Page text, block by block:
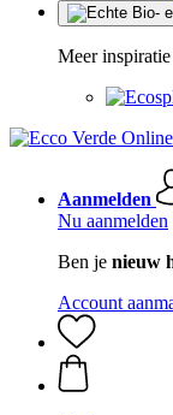
Meer inspiratie
Aanmelden
Nu aanmelden
Ben je nieuw
Account